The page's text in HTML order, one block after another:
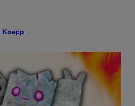
Koepp